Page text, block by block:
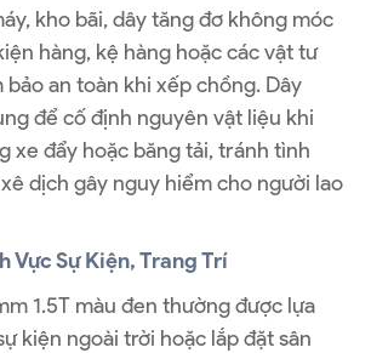
kho bãi, dây tăng đơ không móc
hàng, kệ hàng hoặc các vật tư
bảo an toàn khi xếp chồng. Dây
để cố định nguyên vật liệu khi
xe đẩy hoặc băng tải, tránh tình
dịch gây nguy hiểm cho người lao
Vực Sự Kiện, Trang Trí
1.5T màu đen thường được lựa
kiện ngoài trời hoặc lắp đặt sân